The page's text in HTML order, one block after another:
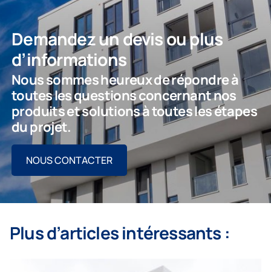
Demandez un devis ou plus
d’informations
Nous sommes heureux de répondre à
toutes les questions concernant nos
produits et solutions à toutes les étapes
du projet.
NOUS CONTACTER
Plus d’articles intéressants :